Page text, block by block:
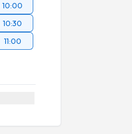
10:00
10:30
11:00